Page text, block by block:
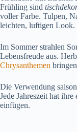
Frühling sind
voller Farbe. Tulpen,
leichten, luftigen Look.
Im Sommer strahlen
Lebensfreude aus.
Chrysanthemen
Die Verwendung
Jede Jahreszeit hat
einfügen.